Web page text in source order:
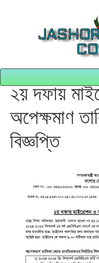
২য় দফায়
অপেক্ষমাণ
বিজ্ঞপ্তি